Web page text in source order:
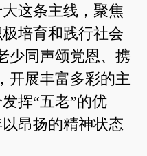
这条主线，聚焦
培育和践行社会
少同声颂党恩、携
开展丰富多彩的主
挥“五老”的优
昂扬的精神状态